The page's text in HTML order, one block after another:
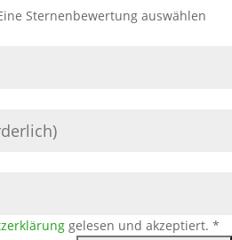
Sternenbewertung auswählen
gelesen und akzeptiert. *